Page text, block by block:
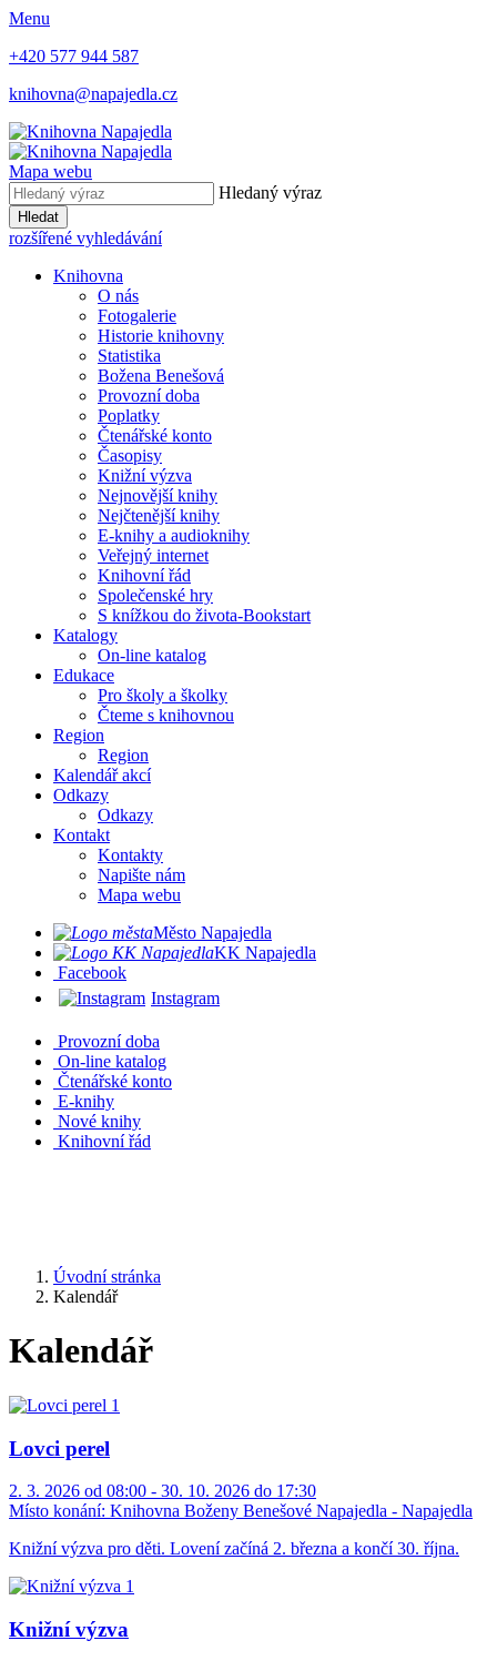
Menu
+420 577 944 587
knihovna@napajedla.cz
Mapa webu
Hledaný výraz
Hledat
rozšířené vyhledávání
Knihovna
O nás
Fotogalerie
Historie knihovny
Statistika
Božena Benešová
Provozní doba
Poplatky
Čtenářské konto
Časopisy
Knižní výzva
Nejnovější knihy
Nejčtenější knihy
E-knihy a audioknihy
Veřejný internet
Knihovní řád
Společenské hry
S knížkou do života-Bookstart
Katalogy
On-line katalog
Edukace
Pro školy a školky
Čteme s knihovnou
Region
Region
Kalendář akcí
Odkazy
Odkazy
Kontakt
Kontakty
Napište nám
Mapa webu
Město Napajedla
KK Napajedla
Facebook
Instagram
Provozní doba
On-line katalog
Čtenářské konto
E-knihy
Nové knihy
Knihovní řád
Úvodní stránka
Kalendář
Kalendář
Lovci perel
2. 3. 2026 od 08:00 - 30. 10. 2026 do 17:30
Místo konání: Knihovna Boženy Benešové Napajedla - Napajedla
Knižní výzva pro děti. Lovení začíná 2. března a končí 30. října.
Knižní výzva